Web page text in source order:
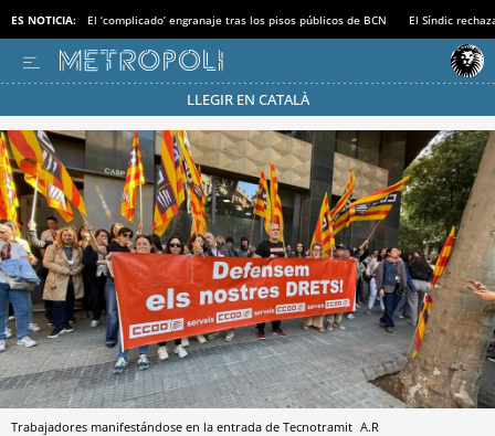
ES NOTICIA: El ‘complicado’ engranaje tras los pisos públicos de BCN El Síndic
LLEGIR EN CATALÀ
Pásate al MODO AHORRO
Trabajadores manifestándose en la entrada de Tecnotramit A.R